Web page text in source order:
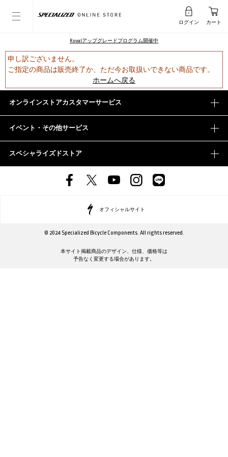
ログイン カート
Rovalアップグレードプログラム開催中
申し訳ございません。
ご指定の商品は販売終了か、ただ今お取扱いできない商品です。
ホームへ戻る
オンラインストアカスタマーサービス
イベント・その他サービス
スペシャライズドストア
オフィシャルサイト
© 2024 Specialized Bicycle Components. All rights reserved.
本サイト掲載商品のデザイン、仕様、価格等は
予告なく変更する場合があります。